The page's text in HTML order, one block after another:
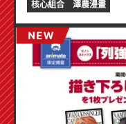
核心組合 澤農漫畫